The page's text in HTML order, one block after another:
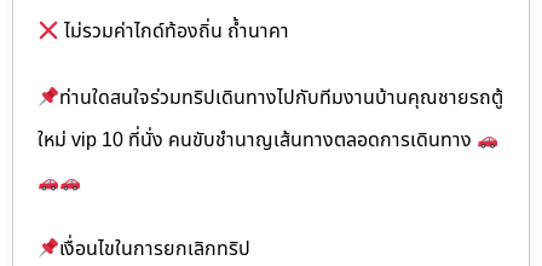
ไม่รวมค่าไกด์ท้องถิ่น ถ้ำนาคา
ท่านใดสนใจร่วมทริปเดินทางไปกับทีมงานบ้านคุณชายรถตู้
ใหม่ vip 10 ที่นั่ง คนขับชำนาญเส้นทางตลอดการเดินทาง
เงื่อนไขในการยกเลิกทริป